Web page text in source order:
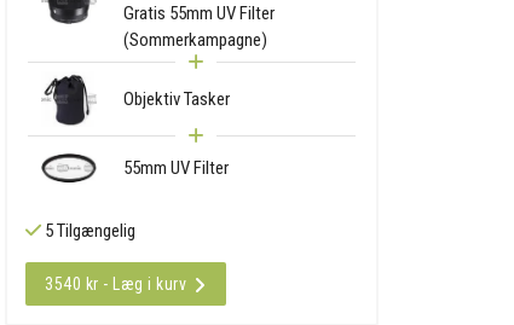
Gratis 55mm UV Filter
(Sommerkampagne)
Objektiv Tasker
55mm UV Filter
5 Tilgængelig
3540 kr - Læg i kurv